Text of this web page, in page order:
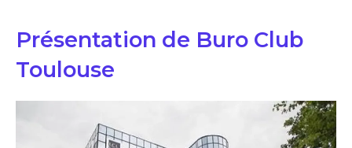
Présentation de Buro Club
Toulouse